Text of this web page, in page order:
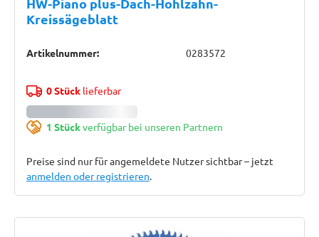
Kreissägeblatt
Artikelnummer: 0283572
0 Stücklieferbar
1 Stückverfügbar bei unseren Partnern
Preise sind nur für angemeldete Nutzer sichtbar – jetzt
anmelden oder registrieren.